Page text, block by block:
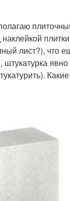
плитки
лист?), что